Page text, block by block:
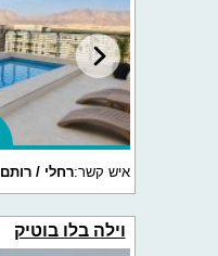
איש קשר:רחלי / רותם
וילה בלו בוטיק